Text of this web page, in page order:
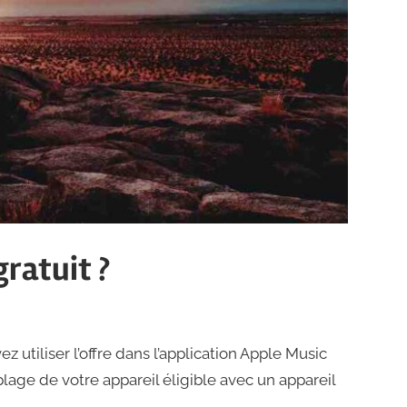
?
utiliser l’offre dans l’application Apple Music
de votre appareil éligible avec un appareil